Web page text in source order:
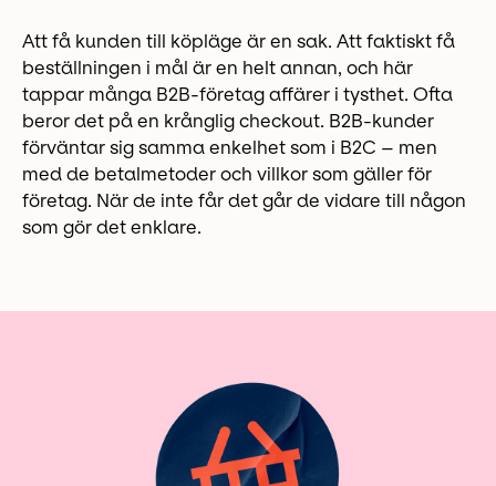
Att få kunden till köpläge är en sak. Att faktiskt få
beställningen i mål är en helt annan, och här
tappar många B2B-företag affärer i tysthet. Ofta
beror det på en krånglig checkout. B2B-kunder
förväntar sig samma enkelhet som i B2C – men
med de betalmetoder och villkor som gäller för
företag. När de inte får det går de vidare till någon
som gör det enklare.